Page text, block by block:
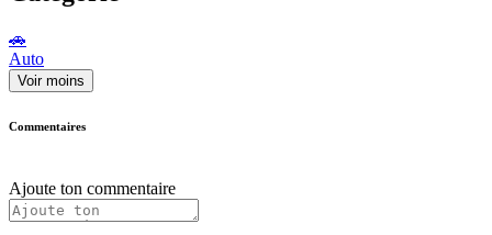
🚗
Auto
Voir moins
Commentaires
Ajoute ton commentaire